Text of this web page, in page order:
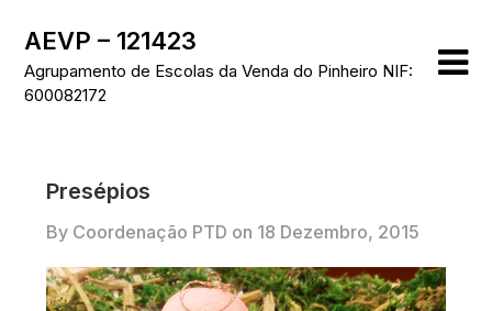
content
AEVP – 121423
Agrupamento de Escolas da Venda do Pinheiro NIF:
600082172
Presépios
By Coordenação PTD on 18 Dezembro, 2015